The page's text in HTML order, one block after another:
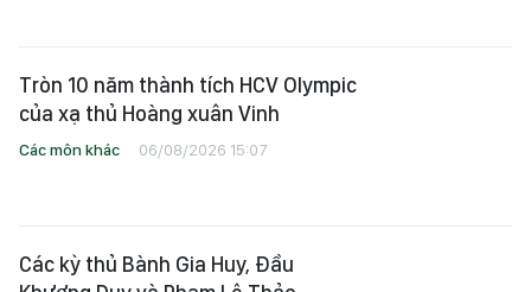
Tròn 10 năm thành tích HCV Olympic
của xạ thủ Hoàng xuân Vinh
Các môn khác 06/08/2026 15:07
Các kỳ thủ Bành Gia Huy, Đầu